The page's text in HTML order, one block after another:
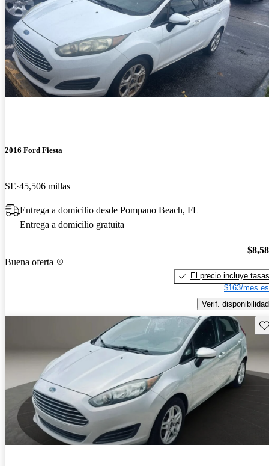
2016 Ford Fiesta
SE 45,506 millas
Entrega a domicilio desde Pompano Beach, FL
Entrega a domicilio gratuita
Buena oferta
El precio incluye tasas
$163/mes
Verif. disponibilidad